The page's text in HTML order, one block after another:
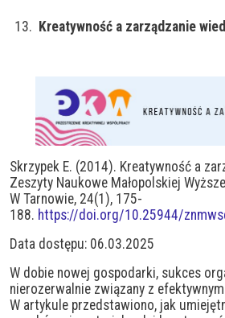
Kreatywność a zarządzanie
Skrzypek E. (2014). Kreatywność a
Zeszyty Naukowe Małopolskiej
W Tarnowie, 24(1), 175-
188. https://doi.org/10.25944/
Data dostępu: 06.03.2025
W dobie nowej gospodarki, sukces
nierozerwalnie związany z
W artykule przedstawiono, jak